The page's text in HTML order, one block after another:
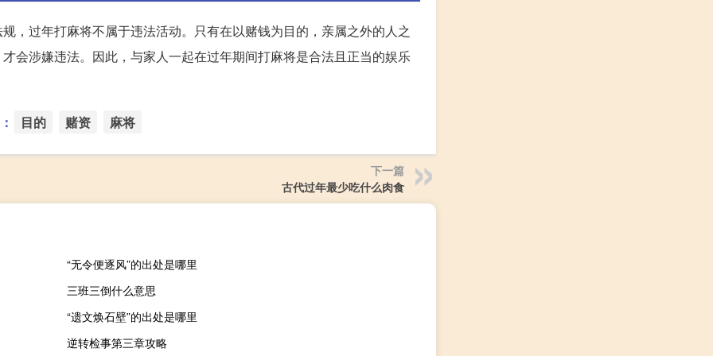
，过年打麻将不属于违法活动。只有在以赌钱为目的，亲属之外的人之
会涉嫌违法。因此，与家人一起在过年期间打麻将是合法且正当的娱乐
目的 赌资 麻将
下一篇
古代过年最少吃什么肉食
“无令便逐风”的出处是哪里
三班三倒什么意思
“遗文焕石壁”的出处是哪里
逆转检事第三章攻略